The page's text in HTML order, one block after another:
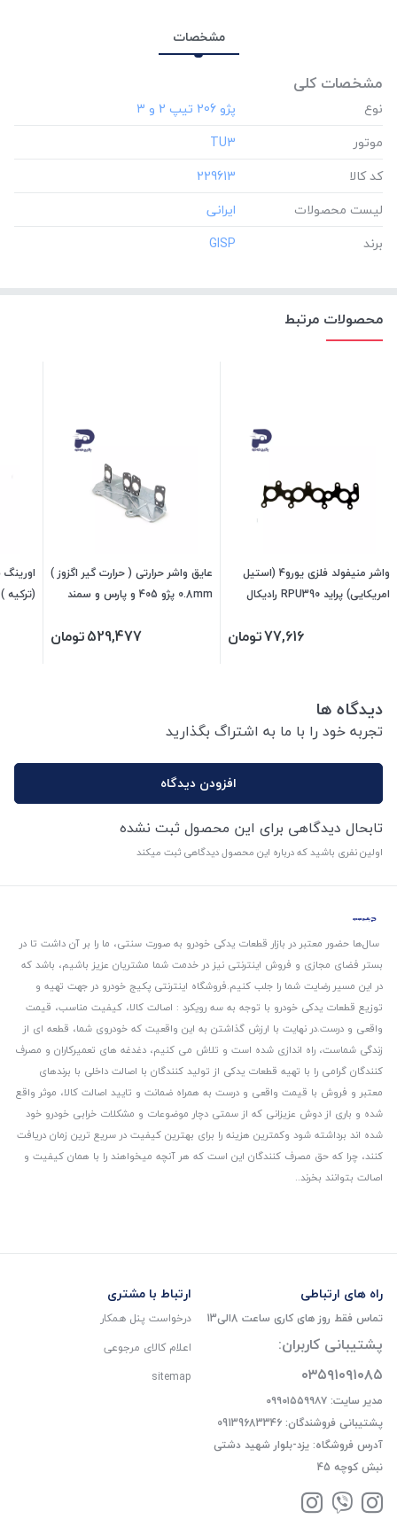
مشخصات
مشخصات کلی
نوع
موتور
‎TU3
کد کالا
‎229613
لیست محصولات
برند
‎GISP
محصولات مرتبط
واشر منیفولد فلزی یورو4 (استیل
امریکایی) پراید RPU390 رادیکال
77,616تومان
عایق واشر حرارتی ( حرارت گیر اگزوز )
0.8mm پژو 405 و پارس و سمند
529,477تومان
دیدگاه ها
تجربه خود را با ما به اشتراگ بگذارید
افزودن دیدگاه
تابحال دیدگاهی برای این محصول ثبت نشده
اولین نفری باشید که درباره این محصول دیدگاهی ثبت میکند
سال‌ها حضور معتبر در بازار قطعات یدکی خودرو به صورت سنتی، ما را بر آن داشت تا در
بستر فضای مجازی و فروش اینترنتی نیز در خدمت شما مشتریان عزیز باشیم، باشد که
در این مسیر رضایت شما را جلب کنیم.فروشگاه اینترنتی پکیج خودرو در جهت تهیه و
توزیع قطعات یدکی خودرو با توجه به سه رویکرد : اصالت کالا، کیفیت مناسب، قیمت
واقعی و درست.در نهایت با ارزش گذاشتن به این واقعیت که خودروی شما، قطعه ای از
زندگی شماست، راه اندازی شده است و تلاش می کنیم، دغدغه های تعمیرکاران و مصرف
کنندگان گرامی را با تهیه قطعات یدکی از تولید کنندگان با اصالت داخلی با برندهای
معتبر و فروش با قیمت واقعی و درست به همراه ضمانت و تایید اصالت کالا، موثر واقع
شده و باری از دوش عزیزانی که از سمتی دچار موضوعات و مشکلات خرابی خودرو خود
شده اند برداشته شود و‌کمترین هزینه را برای بهترین کیفیت در سریع ترین زمان دریافت
کنند، چرا که حق مصرف کنندگان این است که هر آنچه میخواهند را با همان کیفیت و
اصالت بتوانند بخرند..
راه های ارتباطی
تماس فقط روز های کاری ساعت 8الی13
پشتیبانی کاربران:
۰۳۵۹۱۰۹۱۰۸۵
مدیر سایت: ۰۹۹۰۱۵۵۹۹۸۷
پشتیبانی فروشندگان: 09139683346
آدرس فروشگاه: یزد-بلوار شهید دشتی
نبش کوچه 45
ارتباط با مشتری
درخواست پنل همکار
اعلام کالای مرجوعی
sitemap